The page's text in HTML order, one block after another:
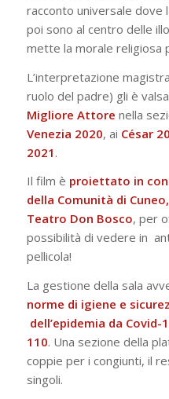
racconto universale dove
poi sono al centro delle
mette la morale religiosa
L’interpretazione
ruolo del padre) gli è
Migliore Attore nella
Venezia 2020, ai César
2021 .
Il film è proiettato in
della Comunità di
Teatro Don Bosco, per
possibilità di vedere in
pellicola!
La gestione della sala
norme di igiene e
dell’epidemia da Covid-
110. Una sezione della
coppie per i congiunti, il
singoli.